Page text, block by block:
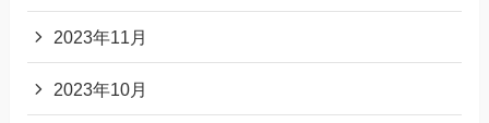
2023年11月
2023年10月